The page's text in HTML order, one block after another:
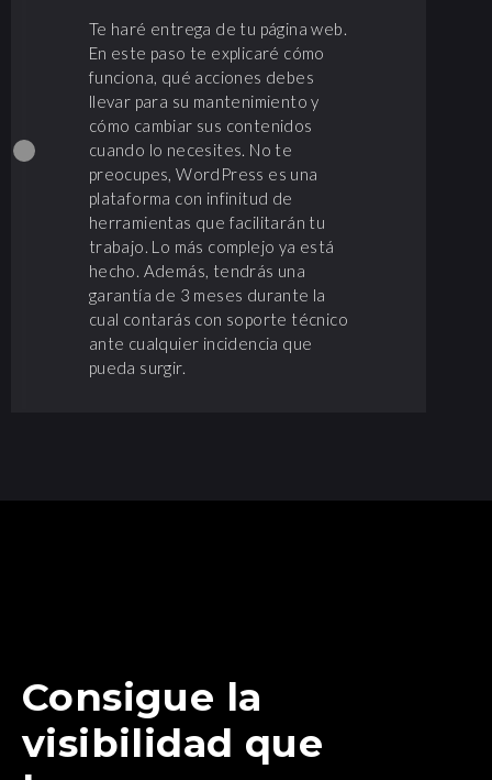
Te haré entrega de tu página web.
En este paso te explicaré cómo
funciona, qué acciones debes
llevar para su mantenimiento y
cómo cambiar sus contenidos
cuando lo necesites. No te
preocupes, WordPress es una
plataforma con infinitud de
herramientas que facilitarán tu
trabajo. Lo más complejo ya está
hecho. Además, tendrás una
garantía de 3 meses durante la
cual contarás con soporte técnico
ante cualquier incidencia que
pueda surgir.
Consigue la
visibilidad que